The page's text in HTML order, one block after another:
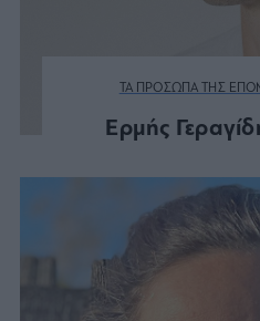
ΤΑ ΠΡΟΣΩΠΑ ΤΗΣ
Ερμής